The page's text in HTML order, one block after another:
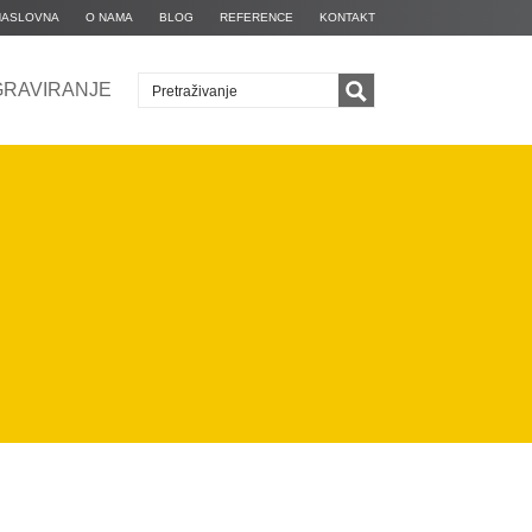
O NAMA BLOG REFERENCE KONTAKT